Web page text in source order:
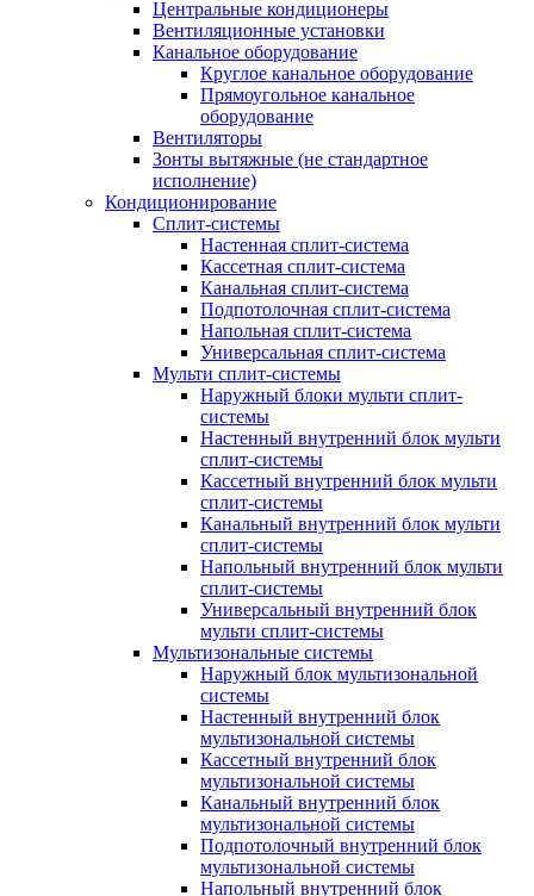
Центральные кондиционеры
Вентиляционные установки
Канальное оборудование
Круглое канальное оборудование
Прямоугольное канальное
оборудование
Вентиляторы
Зонты вытяжные (не стандартное
исполнение)
Кондиционирование
Сплит-системы
Настенная сплит-система
Кассетная сплит-система
Канальная сплит-система
Подпотолочная сплит-система
Напольная сплит-система
Универсальная сплит-система
Мульти сплит-системы
Наружный блоки мульти сплит-
системы
Настенный внутренний блок мульти
сплит-системы
Кассетный внутренний блок мульти
сплит-системы
Канальный внутренний блок мульти
сплит-системы
Напольный внутренний блок мульти
сплит-системы
Универсальный внутренний блок
мульти сплит-системы
Мультизональные системы
Наружный блок мультизональной
системы
Настенный внутренний блок
мультизональной системы
Кассетный внутренний блок
мультизональной системы
Канальный внутренний блок
мультизональной системы
Подпотолочный внутренний блок
мультизональной системы
Напольный внутренний блок